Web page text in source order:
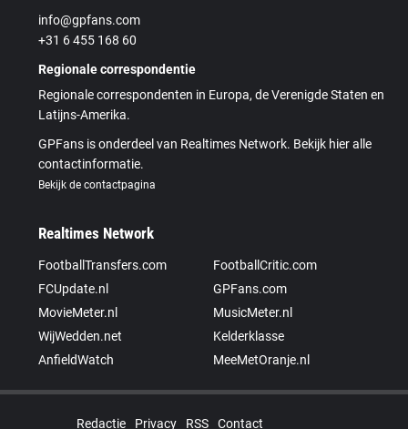
info@gpfans.com
+31 6 455 168 60
Regionale correspondentie
Regionale correspondenten in Europa, de Verenigde Staten en
Latijns-Amerika.
GPFans is onderdeel van Realtimes Network. Bekijk hier alle
contactinformatie.
Bekijk de contactpagina
Realtimes Network
FootballTransfers.com
FootballCritic.com
FCUpdate.nl
GPFans.com
MovieMeter.nl
MusicMeter.nl
WijWedden.net
Kelderklasse
AnfieldWatch
MeeMetOranje.nl
Redactie Privacy RSS Contact